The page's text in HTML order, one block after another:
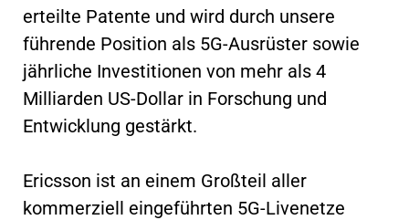
erteilte Patente und wird durch unsere
führende Position als 5G-Ausrüster sowie
jährliche Investitionen von mehr als 4
Milliarden US-Dollar in Forschung und
Entwicklung gestärkt.
Ericsson ist an einem Großteil aller
kommerziell eingeführten 5G-Livenetze